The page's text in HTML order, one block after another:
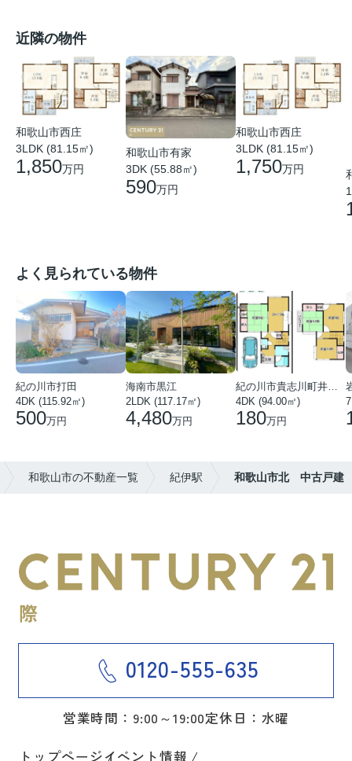
近隣の物件
和歌山市西庄
3LDK (81.15㎡)
1,850万円
和歌山市有家
3DK (55.88㎡)
590万円
和歌山市西庄
3LDK (81.15㎡)
1,750万円
よく見られている物件
紀の川市打田
4DK (115.92㎡)
500万円
海南市黒江
2LDK (117.17㎡)
4,480万円
紀の川市貴志川町井ノ口
4DK (94.00㎡)
180万円
和歌山市の不動産一覧 紀伊駅 和歌山市北 中古戸建
0120-555-635
営業時間：9:00～19:00定休日：水曜
トップページイベント情報